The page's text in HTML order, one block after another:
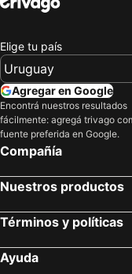
Elige tu país
Agregar en Google
Encontrá nuestros resultados
fácilmente: agregá trivago
fuente preferida en Google.
Compañía
Nuestros productos
Términos y políticas
Ayuda